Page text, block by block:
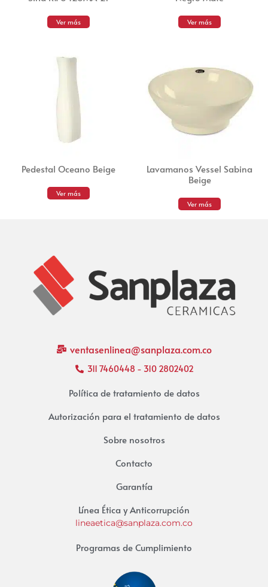
Ver más Ver más
Pedestal Oceano Beige
Ver más
Lavamanos Vessel Sabina
Beige
Ver más
ventasenlinea@sanplaza.com.co
311 7460448 - 310 2802402
Política de tratamiento de datos
Autorización para el tratamiento de datos
Sobre nosotros
Contacto
Garantía
Línea Ética y Anticorrupción
lineaetica@sanplaza.com.co
Programas de Cumplimiento